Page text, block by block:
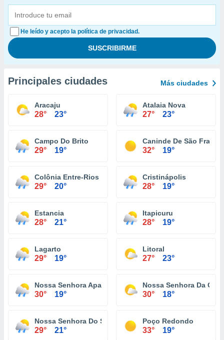
He leído y acepto la política de privacidad.
Principales ciudades Más ciudades
Aracaju
28° 23°
Atalaia Nova
27° 23°
Campo Do Brito
29° 19°
Caninde De São
32° 19°
Colônia Entre-Rios
29° 20°
Cristinápolis
28° 19°
Estancia
28° 21°
Itapicuru
28° 19°
Lagarto
29° 19°
Litoral
27° 23°
Nossa Senhora Aparecida
30° 19°
Nossa Senhora Da
30° 18°
Nossa Senhora Do Socorro
29° 21°
Poço Redondo
33° 19°